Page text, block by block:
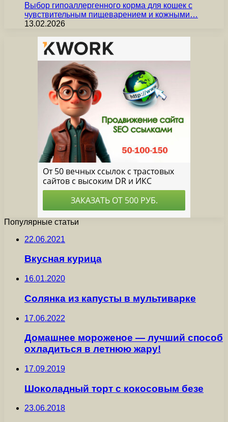
Выбор гипоаллергенного корма для кошек с
чувствительным пищеварением и кожными…
13.02.2026
Популярные статьи
22.06.2021
Вкусная курица
16.01.2020
Солянка из капусты в мультиварке
17.06.2022
Домашнее мороженое — лучший способ
охладиться в летнюю жару!
17.09.2019
Шоколадный торт с кокосовым безе
23.06.2018